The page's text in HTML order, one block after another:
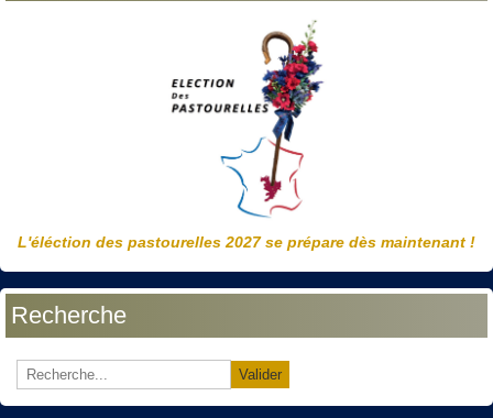
L'éléction des pastourelles 2027 se prépare dès maintenant !
Recherche
Valider